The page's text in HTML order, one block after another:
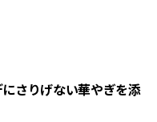
さりげない華やぎを添